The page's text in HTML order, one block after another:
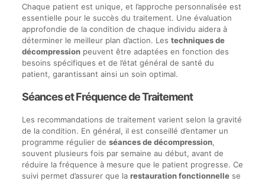
Chaque patient est unique, et l’approche personnalisée est
essentielle pour le succès du traitement. Une évaluation
approfondie de la condition de chaque individu aidera à
déterminer le meilleur plan d’action. Les techniques de
décompressionpeuvent être adaptées en fonction des
besoins spécifiques et de l’état général de santé du
patient, garantissant ainsi un soin optimal.
Séances et Fréquence de Traitement
Les recommandations de traitement varient selon la gravité
de la condition. En général, il est conseillé d’entamer un
programme régulier de séances de décompression,
souvent plusieurs fois par semaine au début, avant de
réduire la fréquence à mesure que le patient progresse. Ce
suivi permet d’assurer que la restauration fonctionnellese